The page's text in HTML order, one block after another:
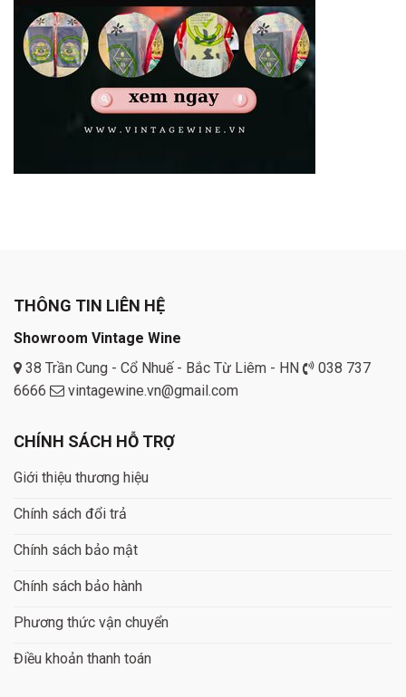
THÔNG TIN LIÊN HỆ
Showroom Vintage Wine
38 Trần Cung - Cổ Nhuế - Bắc Từ Liêm - HN
038 737
6666
vintagewine.vn@gmail.com
CHÍNH SÁCH HỖ TRỢ
Giới thiệu thương hiệu
Chính sách đổi trả
Chính sách bảo mật
Chính sách bảo hành
Phương thức vận chuyển
Điều khoản thanh toán